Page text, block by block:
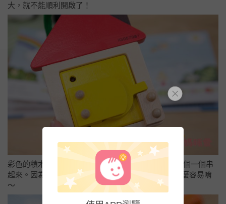
大，就不能順利開啟了！
彩色的積木鎖還有另一種功能，可以用 “鑰匙當針” 一個一個串
起來。因為鑰匙上有凸起物，對小小孩來說並不是那麼容易唷
～